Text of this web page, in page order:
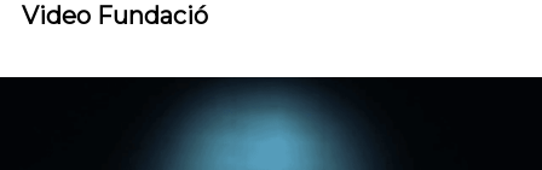
Video Fundació